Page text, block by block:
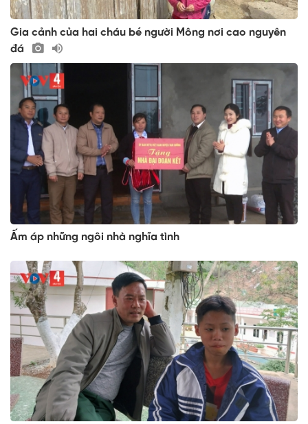
Gia cảnh của hai cháu bé người Mông nơi cao nguyên
đá
Ấm áp những ngôi nhà nghĩa tình